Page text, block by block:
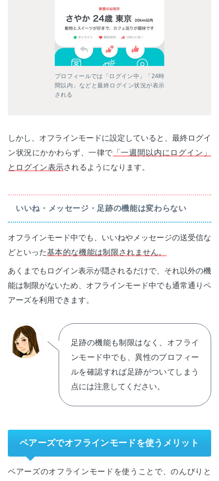
プロフィールでは「ログイン中」「24時
間以内」などと最終ログイン状況が表示
される
しかし、オフラインモードに設定していると、最終ログイ
ン状況にかかわらず、一律で 「一週間以内にログイン」
とログイン表示されるようになります。
いいね・メッセージ・足跡の機能は変わらない
オフラインモード中でも、いいねやメッセージの送受信な
どといった基本的な機能は制限されません。
あくまでもログイン表示が隠されるだけで、それ以外の機
能は制限がないため、オフラインモード中でも通常通りペ
アーズを利用できます。
足跡の機能も制限はなく、オフライ
ンモード中でも、異性のプロフィー
ルを確認すれば足跡がついてしまう
点には注意してください。
ペアーズでオフラインモードを使うメリット
ペアーズのオフラインモードを使うことで、のんびりと